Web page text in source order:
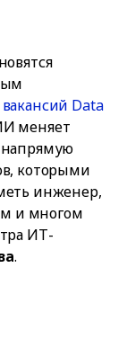
Data
меняет
которыми
инженер,
и многом
ИТ-
.